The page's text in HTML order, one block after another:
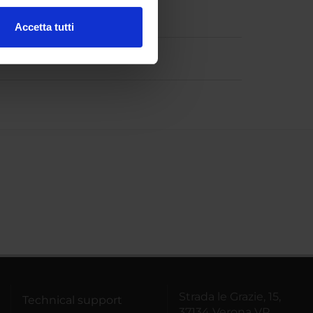
che hai fornito loro o
Accetta tutti
biosensors
Technical support
Strada le Grazie, 15,